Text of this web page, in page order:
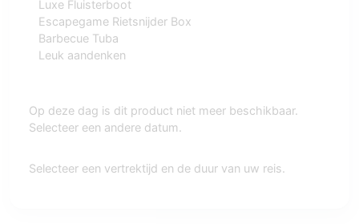
Luxe Fluisterboot
Escapegame Rietsnijder Box
Barbecue Tuba
Leuk aandenken
Op deze dag is dit product niet meer beschikbaar.
Selecteer een andere datum.
Selecteer een vertrektijd en de duur van uw reis.